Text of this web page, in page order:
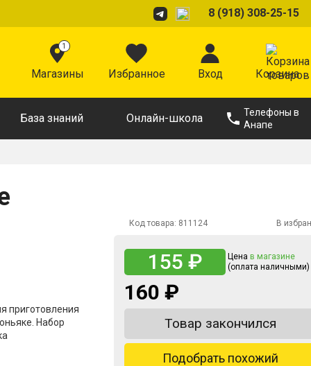
8 (918) 308-25-15
1
Магазины Избранное Вход Корзина
База знаний Онлайн-школа
Телефоны в
Анапе
приготовления
Набор
Код товара: 811124 В
155 ₽ Цена в магазине
(оплата наличными)
160 ₽
Товар закончился
Подобрать похожий